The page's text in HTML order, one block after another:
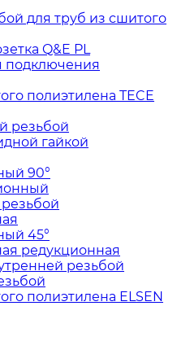
для труб из сшитого
Q&E PL
подключения
полиэтилена TECE
резьбой
гайкой
90°
45°
редукционная
резьбой
полиэтилена ELSEN